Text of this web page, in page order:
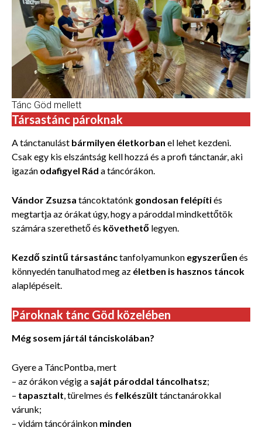
Tánc Göd mellett
Társastánc pároknak
A tánctanulást bármilyen életkorban el lehet kezdeni.
Csak egy kis elszántság kell hozzá és a profi tánctanár, aki
igazán odafigyel Rád a táncórákon.
Vándor Zsuzsa táncoktatónk gondosan felépítiés
megtartja az órákat úgy, hogy a pároddal mindkettőtök
számáraszerethető és követhető legyen.
Kezdő szintű társastánctanfolyamunkon egyszerűen és
könnyedén tanulhatod meg az életben is hasznos táncok
alaplépéseit.
Pároknak tánc Göd közelében
Még sosem jártál tánciskolában?
Gyere a TáncPontba, mert
– az órákon végig a saját pároddal táncolhatsz;
– tapasztalt, türelmes és felkészült tánctanárokkal
várunk;
– vidám táncóráinkon minden